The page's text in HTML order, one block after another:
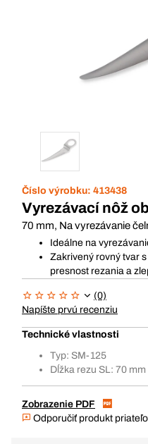
Číslo výrobku: 413438
Vyrezávací nôž
70 mm, Na vyrezávanie
Ideálne na
Zakrivený rovný tvar
presnost rezania a
(0)
Napíšte prvú recenziu
Technické vlastnosti
Typ: SM-125
Dĺžka rezu SL: 70 mm
Zobrazenie PDF
Odporučiť produkt